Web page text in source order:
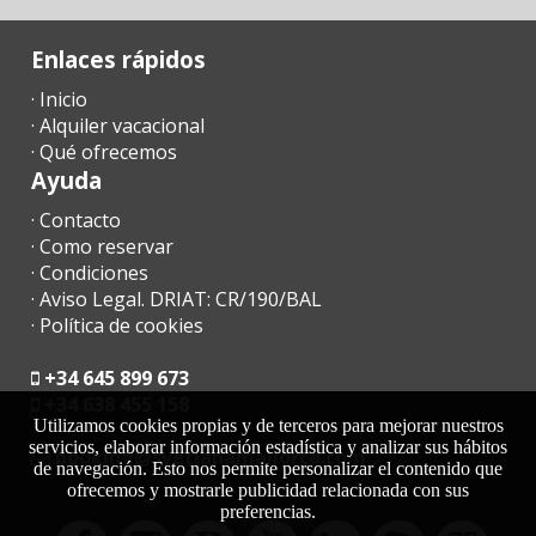
autobuses
Distancia al
aeropuerto
(кm):
Zona de
barbacoa:
Ducha de
piscina:
Nº aseos:
doble con
cama
matrimonio o
dos camas
individuales :
Enlaces rápidos
· Inicio
· Alquiler vacacional
· Qué ofrecemos
Ayuda
· Contacto
· Como reservar
· Condiciones
· Aviso Legal. DRIAT: CR/190/BAL
· Política de cookies
+34 645 899 673
moc.acrollamanaltevs@gnikoob
Utilizamos cookies propias y de terceros para mejorar nuestros
servicios, elaborar información estadística y analizar sus hábitos
de navegación. Esto nos permite personalizar el contenido que
ofrecemos y mostrarle publicidad relacionada con sus
preferencias.